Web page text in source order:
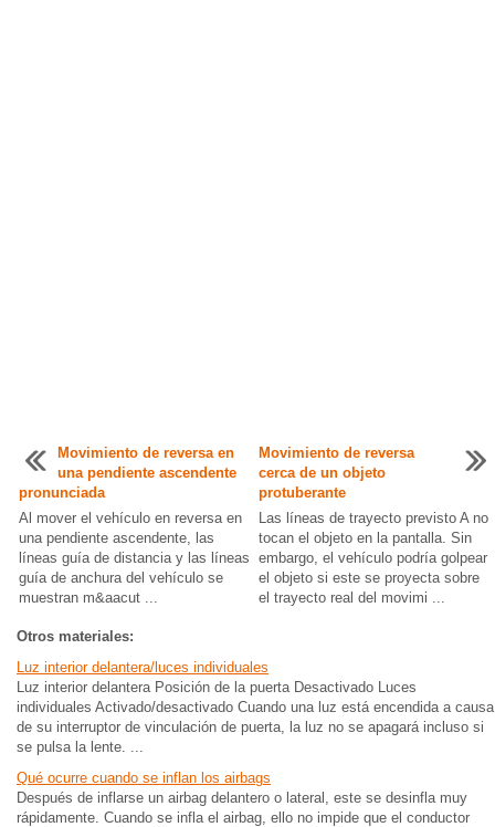
Movimiento de reversa en
una pendiente ascendente
pronunciada
Al mover el vehículo en reversa en
una pendiente ascendente, las
líneas guía de distancia y las líneas
guía de anchura del vehículo se
muestran m&aacut ...
Movimiento de reversa
cerca de un objeto
protuberante
Las líneas de trayecto previsto A no
tocan el objeto en la pantalla. Sin
embargo, el vehículo podría golpear
el objeto si este se proyecta sobre
el trayecto real del movimi ...
Otros materiales:
Luz interior delantera/luces individuales
Luz interior delantera Posición de la puerta Desactivado Luces
individuales Activado/desactivado Cuando una luz está encendida a causa
de su interruptor de vinculación de puerta, la luz no se apagará incluso si
se pulsa la lente. ...
Qué ocurre cuando se inflan los airbags
Después de inflarse un airbag delantero o lateral, este se desinfla muy
rápidamente. Cuando se infla el airbag, ello no impide que el conductor